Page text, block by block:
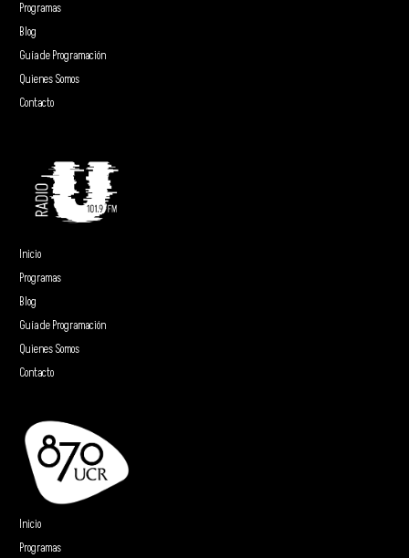
Programas
Blog
Guía de Programación
Quienes Somos
Contacto
Inicio
Programas
Blog
Guía de Programación
Quienes Somos
Contacto
Inicio
Programas